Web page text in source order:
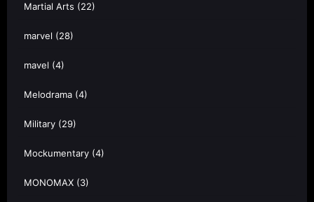
Martial Arts (22)
marvel (28)
mavel (4)
Melodrama (4)
Military (29)
Mockumentary (4)
MONOMAX (3)